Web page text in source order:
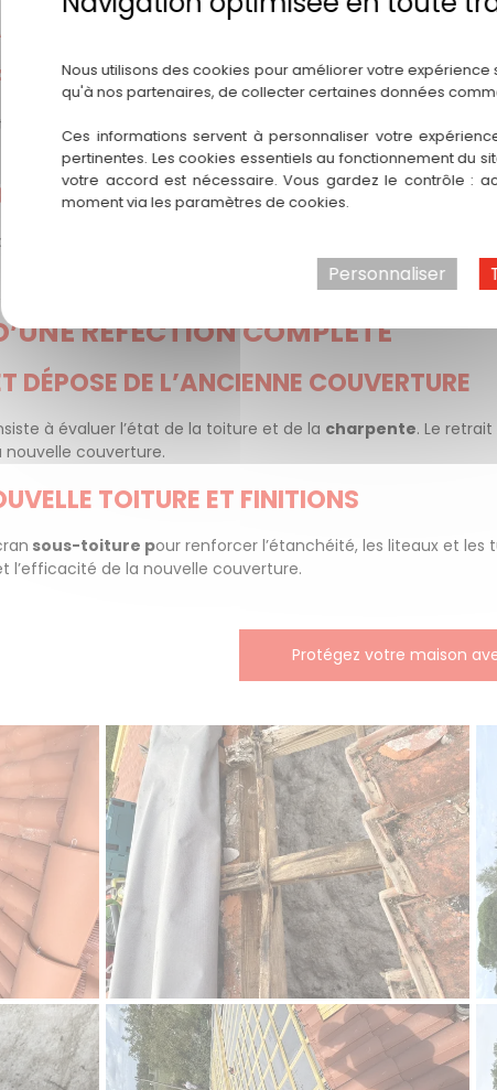
D’UNE RÉNOVATION DE TOITURE
VOTRE MAISON
s’usent : tuiles cassées, infiltrations, affaiblissement de
humiditéet de garantir une isolation efficace.
PATRIMOINE
une réelle plus-value. Que vous envisagiez une
qui augmente la valeur de votre bien.
RÉFECTION COMPLÈTE
DÉPOSE DE L’ANCIENNE COUVERTURE
à évaluer l’état de la toiture et de la charpente. Le
nouvelle couverture.
TOITURE ET FINITIONS
sous-toiture pour renforcer l’étanchéité, les liteaux et
l’efficacité de la nouvelle couverture.
Protégez votre maison
Nous utilisons des cookies pour améliorer votre
qu'à nos partenaires, de collecter certaines données
Ces informations servent à personnaliser votre
pertinentes. Les cookies essentiels au fonctionnement du
votre accord est nécessaire. Vous gardez le contrôle :
moment via les paramètres de cookies.
Personnaliser